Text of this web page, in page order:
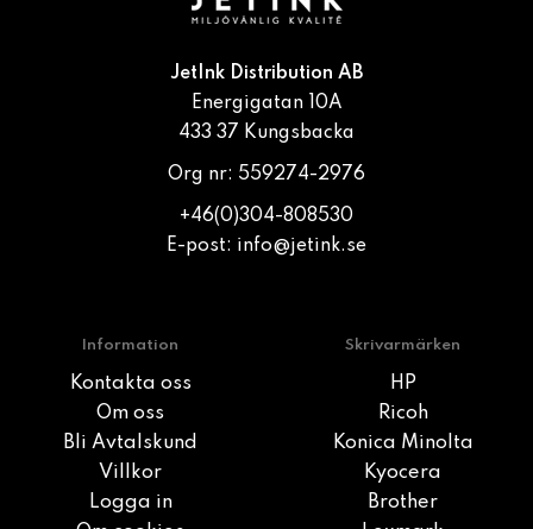
JetInk Distribution AB
Energigatan 10A
433 37 Kungsbacka
Org nr: 559274-2976
+46(0)304-808530
E-post: info@jetink.se
Information
Kontakta oss
Om oss
Bli Avtalskund
Villkor
Logga in
Skrivarmärken
HP
Ricoh
Konica Minolta
Kyocera
Brother